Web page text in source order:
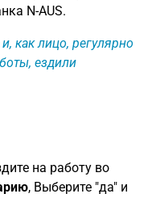
N-AUS.
как лицо, регулярно
ездили
на работу во
, Выберите "да" и